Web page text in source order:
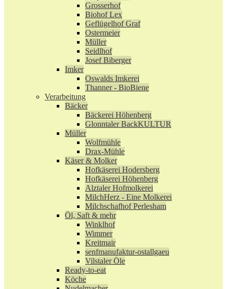
Grosserhof
Biohof Lex
Geflügelhof Graf
Ostermeier
Müller
Seidlhof
Josef Biberger
Imker
Oswalds Imkerei
Thanner - BioBiene
Verarbeitung
Bäcker
Bäckerei Höhenberg
Glonntaler BackKULTUR
Müller
Wolfmühle
Drax-Mühle
Käser & Molker
Hofkäserei Hodersberg
Hofkäserei Höhenberg
Alztaler Hofmolkerei
MilchHerz - Eine Molkerei
Milchschafhof Perlesham
Öl, Saft & mehr
Winklhof
Wimmer
Kreitmair
senfmanufaktur-ostallgaeu
Vilstaler Öle
Ready-to-eat
Köche